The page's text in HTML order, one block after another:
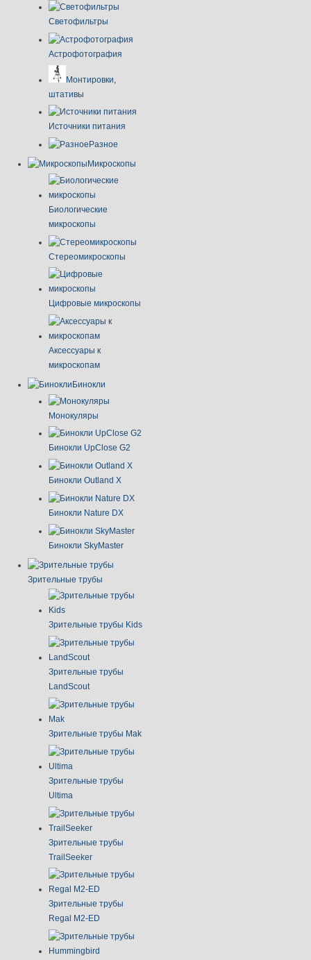
Светофильтры
Астрофотография
Монтировки,
штативы
Источники питания
Разное
Микроскопы
Биологические
микроскопы
Стереомикроскопы
Цифровые микроскопы
Аксессуары к
микроскопам
Бинокли
Монокуляры
Бинокли UpClose G2
Бинокли Outland X
Бинокли Nature DX
Бинокли SkyMaster
Зрительные трубы
Зрительные трубы Kids
Зрительные трубы
LandScout
Зрительные трубы Mak
Зрительные трубы
Ultima
Зрительные трубы
TrailSeeker
Зрительные трубы
Regal M2-ED